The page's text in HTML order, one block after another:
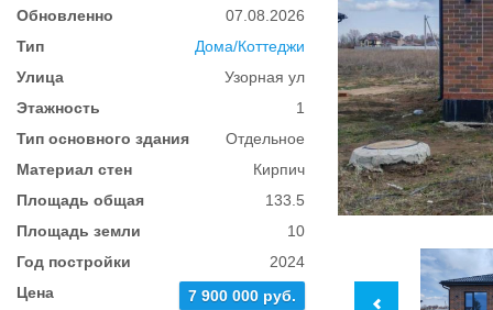
Обновленно
07.08.2026
Тип
Дома/Коттеджи
Улица
Узорная ул
Этажность
1
Тип основного здания
Отдельное
Материал стен
Кирпич
Площадь общая
133.5
Площадь земли
10
Год постройки
2024
Цена
7 900 000 руб.